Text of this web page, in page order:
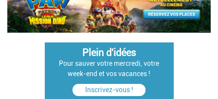
Plein d'idées
Pour sauver votre mercredi, votre
week-end et vos vacances !
Inscrivez-vous !